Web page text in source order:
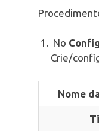
No
Crie/
Nome